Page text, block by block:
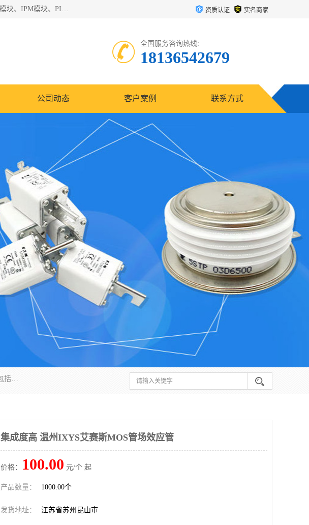
苏州沛易电子科技有限公司是一家从事电力半导体器件和电子元器件的专业代理及分销商，产品包括：IGBT模块、IPM模块、PIM模块、二极管、三极管、可控硅、整流桥、IGBT单管、IGBT电路驱动板、GTR达林顿模块、快恢复二极管、肖特基二极管、熔断器、IC集成电路、快速熔断器等。 资质认证 实名商家
全国服务咨询热线:
18136542679
公司动态 客户案例 联系方式
苏州沛易电子科技有限公司是一家从事电力半导体器件和电子元器件的专业代理及分销商，产品包括：IGBT模块、IPM模块、PIM模块、二极管、三极管、可控硅、整流桥、IGBT单管、IGBT电路驱动板、GTR达林顿模块、快恢复二极管、肖特基二极管、熔断器、IC集成电路、快速熔断器等。
集成度高 温州IXYS艾赛斯MOS管场效应管
价格： 100.00 元/个 起
产品数量： 1000.00个
发货地址： 江苏省苏州昆山市